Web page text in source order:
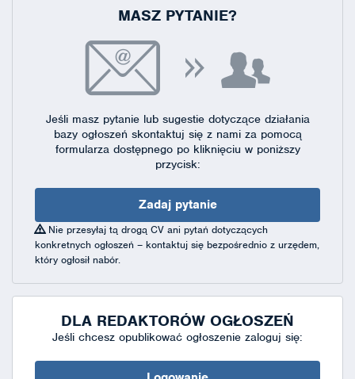
MASZ PYTANIE?
Jeśli masz pytanie lub sugestie dotyczące działania
bazy ogłoszeń skontaktuj się z nami za pomocą
formularza dostępnegopo kliknięciu w poniższy
przycisk:
Zadaj pytanie
Nie przesyłaj tą drogą CV ani pytań dotyczących
konkretnych ogłoszeń – kontaktuj się bezpośrednio z urzędem,
który ogłosił nabór.
DLA REDAKTORÓW OGŁOSZEŃ
Jeśli chcesz opublikować ogłoszenie zaloguj się: